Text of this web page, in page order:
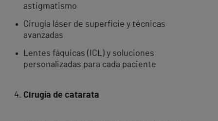
astigmatismo
Cirugía láser de superficie y técnicas
avanzadas
Lentes fáquicas (ICL) y soluciones
personalizadas para cada paciente
Cirugía de catarata